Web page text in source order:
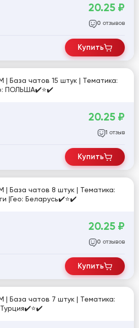
20.25 ₽
0 отзывов
Купить
| База чатов 15 штук | Тематика:
ПОЛЬША✔️⭐✔️
20.25 ₽
1 отзыв
Купить
| База чатов 8 штук | Тематика:
|Гео: Беларусь✔️⭐✔️
20.25 ₽
0 отзывов
Купить
| База чатов 7 штук | Тематика: